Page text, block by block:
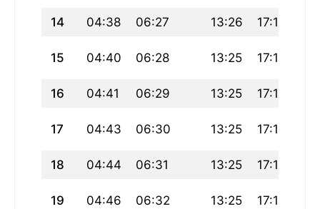
14 04:38 06:27 13:26 17:18
15 04:40 06:28 13:25 17:17
16 04:41 06:29 13:25 17:16
17 04:43 06:30 13:25 17:16
18 04:44 06:31 13:25 17:15
19 04:46 06:32 13:25 17:14